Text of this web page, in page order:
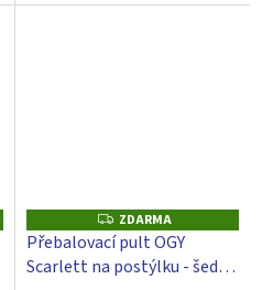
Z
D
A
R
M
ZDARMA
Přebalovací pult OGY
Scarlett na postýlku - šedý -